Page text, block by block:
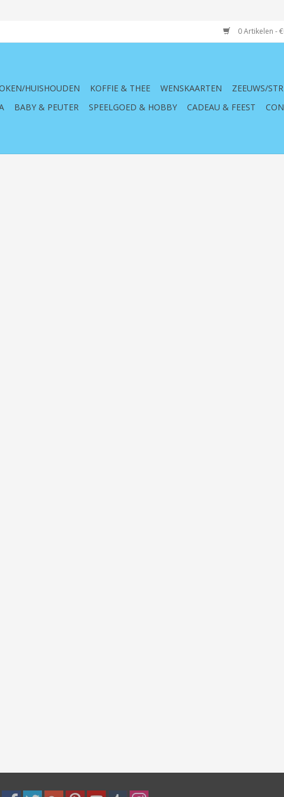
0 Artikelen -
HUISHOUDEN KOFFIE & THEE WENSKAARTEN
ZEEUWS/
BABY & PEUTER SPEELGOED & HOBBY CADEAU & FEEST